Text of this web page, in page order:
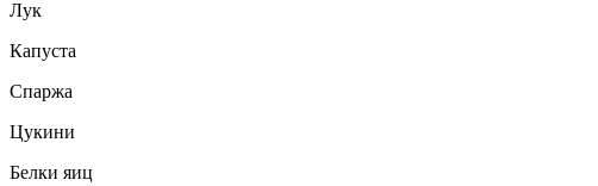
Лук
Капуста
Спаржа
Цукини
Белки яиц